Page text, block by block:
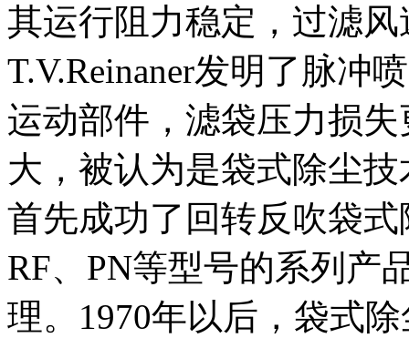
其运行阻力稳定，过滤
T.V.Reinaner发明了脉冲
运动部件，滤袋压力损
大，被认为是袋式除尘
首先成功了回转反吹袋
RF、PN等型号的系列产
理。1970年以后，袋式